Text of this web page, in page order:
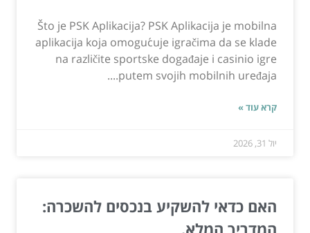
Što je PSK Aplikacija? PSK Aplikacija je mobilna
aplikacija koja omogućuje igračima da se klade
na različite sportske događaje i casinio igre
putem svojih mobilnih uređaja....
קרא עוד »
יול 31, 2026
האם כדאי להשקיע בנכסים להשכרה:
המדריך המלא.